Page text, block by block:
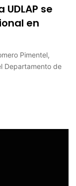
se
en
Pimentel,
Departamento de